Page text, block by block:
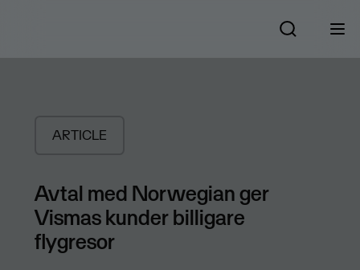
ARTICLE
Avtal med Norwegian ger
Vismas kunder billigare
flygresor